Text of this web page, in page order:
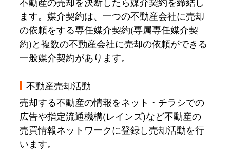
ます。媒介契約は、一つの不動産会社に売却
の依頼をする専任媒介契約(専属専任媒介契
約)と複数の不動産会社に売却の依頼ができる
一般媒介契約があります。
不動産売却活動
売却する不動産の情報をネット・チラシでの
広告や指定流通機構(レインズ)など不動産の
売買情報ネットワークに登録し売却活動を行
います。